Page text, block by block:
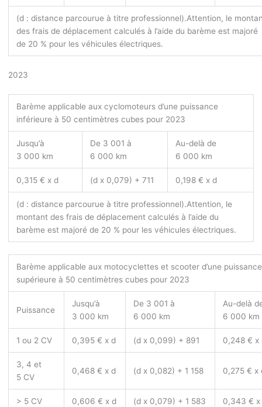
(d : distance parcourue à titre professionnel).Attention, le
des frais de déplacement calculés à l’aide du barème est majoré
de 20 % pour les véhicules électriques.
2023
Barème applicable aux cyclomoteurs d’une puissance
inférieure à 50 centimètres cubes pour 2023
Jusqu’à
3 000 km
De 3 001 à
6 000 km
Au-delà de
6 000 km
0,315 € x d (d x 0,079) + 711 0,198 € x d
(d : distance parcourue à titre professionnel).Attention, le
montant des frais de déplacement calculés à l’aide du
barème est majoré de 20 % pour les véhicules électriques.
Barème applicable aux motocyclettes et scooter d’une puissance
supérieure à 50 centimètres cubes pour 2023
Puissance
Jusqu’à
3 000 km
De 3 001 à
6 000 km
Au-delà
6 000 km
1 ou 2 CV 0,395 € x d (d x 0,099) + 891 0,248 € x
3, 4 et
5 CV
0,468 € x d (d x 0,082) + 1 158 0,275 € x
> 5 CV 0,606 € x d (d x 0,079) + 1 583 0,343 € x